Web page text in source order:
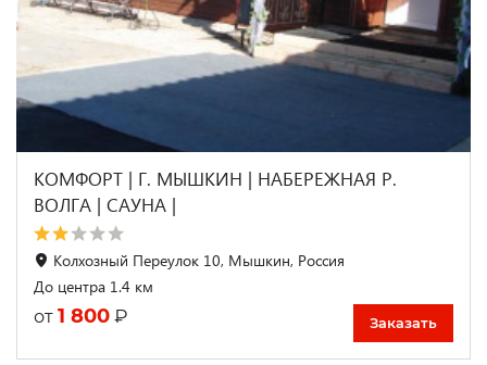
КОМФОРТ | Г. МЫШКИН | НАБЕРЕЖНАЯ Р.
ВОЛГА | САУНА |
Колхозный Переулок 10, Мышкин, Россия
До центра 1.4 км
от 1 800 ₽ Заказать